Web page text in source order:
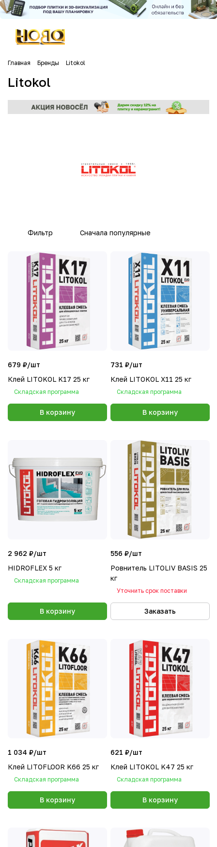
Главная Бренды Litokol
Litokol
Фильтр Сначала популярные
679 ₽/шт
Клей LITOKOL K17 25 кг
Складская программа
В корзину
731 ₽/шт
Клей LITOKOL X11 25 кг
Складская программа
В корзину
2 962 ₽/шт
HIDROFLEX 5 кг
Складская программа
В корзину
556 ₽/шт
Ровнитель LITOLIV BASIS 25
кг
Уточнить срок поставки
Заказать
1 034 ₽/шт
Клей LITOFLOOR K66 25 кг
Складская программа
В корзину
621 ₽/шт
Клей LITOKOL K47 25 кг
Складская программа
В корзину